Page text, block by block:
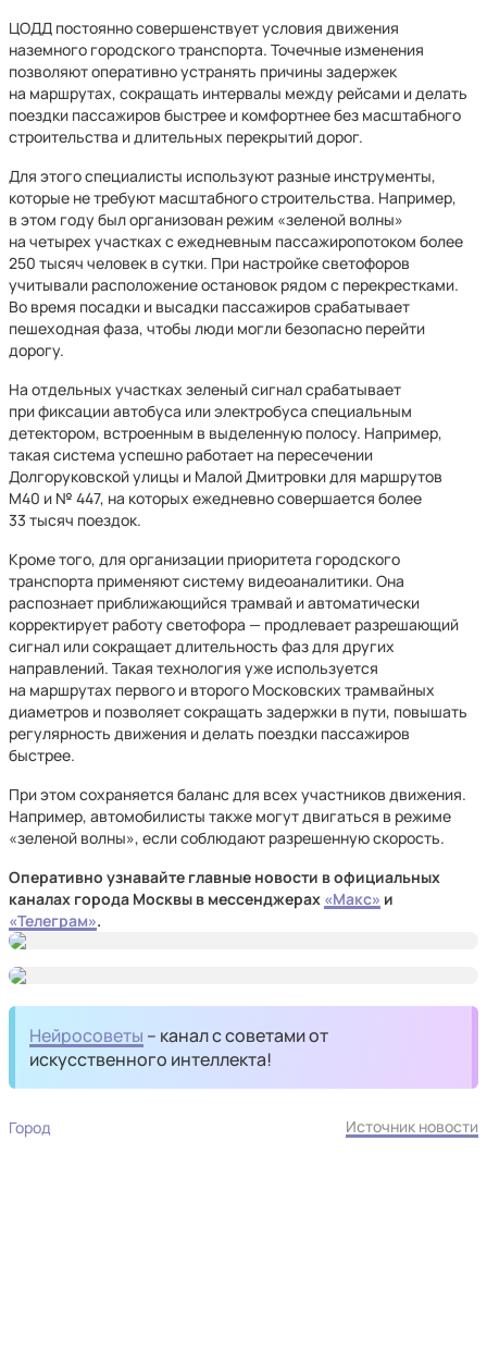
ЦОДД постоянно совершенствует условия движения
наземного городского транспорта. Точечные изменения
позволяют оперативно устранять причины задержек
на маршрутах, сокращать интервалы между рейсами и делать
поездки пассажиров быстрее и комфортнее без масштабного
строительства и длительных перекрытий дорог.
Для этого специалисты используют разные инструменты,
которые не требуют масштабного строительства. Например,
в этом году был организован режим «зеленой волны»
на четырех участках с ежедневным пассажиропотоком более
250 тысяч человек в сутки. При настройке светофоров
учитывали расположение остановок рядом с перекрестками.
Во время посадки и высадки пассажиров срабатывает
пешеходная фаза, чтобы люди могли безопасно перейти
дорогу.
На отдельных участках зеленый сигнал срабатывает
при фиксации автобуса или электробуса специальным
детектором, встроенным в выделенную полосу. Например,
такая система успешно работает на пересечении
Долгоруковской улицы и Малой Дмитровки для маршрутов
М40 и № 447, на которых ежедневно совершается более
33 тысяч поездок.
Кроме того, для организации приоритета городского
транспорта применяют систему видеоаналитики. Она
распознает приближающийся трамвай и автоматически
корректирует работу светофора — продлевает разрешающий
сигнал или сокращает длительность фаз для других
направлений. Такая технология уже используется
на маршрутах первого и второго Московских трамвайных
диаметров и позволяет сокращать задержки в пути, повышать
регулярность движения и делать поездки пассажиров
быстрее.
При этом сохраняется баланс для всех участников движения.
Например, автомобилисты также могут двигаться в режиме
«зеленой волны», если соблюдают разрешенную скорость.
Оперативно узнавайте главные новости в официальных
каналах города Москвы в мессенджерах «Mакс» и
«Телеграм».
Нейросоветы – канал с советами от
искусственного интеллекта!
Город Источник новости